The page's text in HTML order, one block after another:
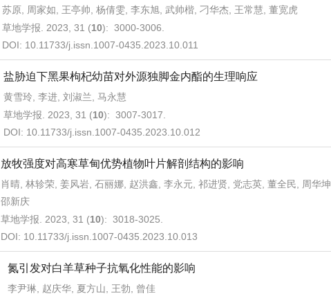
苏原, 周家如, 王亭帅, 杨倩雯, 李东旭, 武帅楷, 刁华杰, 王常慧, 董宽虎
草地学报. 2023, 31 (10): 3000-3006.
DOI: 10.11733/j.issn.1007-0435.2023.10.011
盐胁迫下黑果枸杞幼苗对外源独脚金内酯的生理响应
黄雪玲, 李进, 刘淑兰, 马永慧
草地学报. 2023, 31 (10): 3007-3017.
DOI: 10.11733/j.issn.1007-0435.2023.10.012
放牧强度对高寒草甸优势植物叶片解剖结构的影响
肖晴, 林轸荣, 姜风岩, 石丽娜, 赵洪鑫, 李永元, 祁进贤, 党志英, 董全民, 周华坤,
邵新庆
草地学报. 2023, 31 (10): 3018-3025.
DOI: 10.11733/j.issn.1007-0435.2023.10.013
氮引发对白羊草种子抗氧化性能的影响
李尹琳, 赵庆华, 夏方山, 王勃, 曾佳